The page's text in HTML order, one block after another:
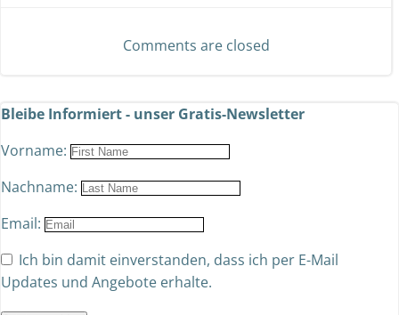
Comments are closed
Bleibe Informiert - unser Gratis-Newsletter
Vorname:
Nachname:
Email:
Ich bin damit einverstanden, dass ich per E-Mail
Updates und Angebote erhalte.